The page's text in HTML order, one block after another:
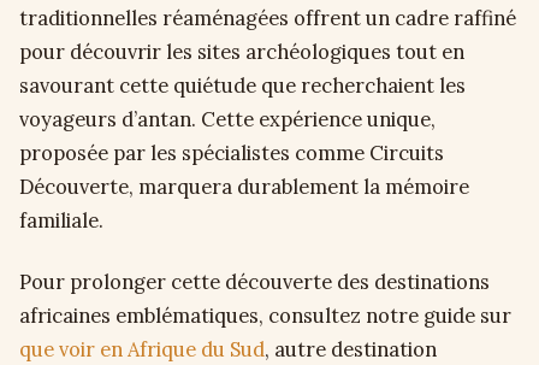
traditionnelles réaménagées offrent un cadre raffiné
pour découvrir les sites archéologiques tout en
savourant cette quiétude que recherchaient les
voyageurs d’antan. Cette expérience unique,
proposée par les spécialistes comme Circuits
Découverte, marquera durablement la mémoire
familiale.
Pour prolonger cette découverte des destinations
africaines emblématiques, consultez notre guide sur
que voir en Afrique du Sud, autre destination